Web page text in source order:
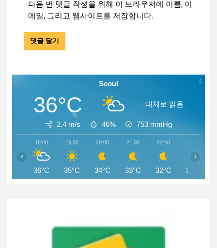
다음 번 댓글 작성을 위해 이 브라우저에 이름, 이
메일, 그리고 웹사이트를 저장합니다.
Seoul
36°C 대체로 맑음
2.4 m/s 46% 753 mmHg
18:00
36°C
19:00
35°C
20:00
34°C
21:00
33°C
22:00
32°C
23:00
31°C
‹ ›